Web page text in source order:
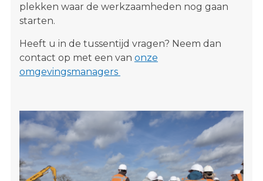
plekken waar de werkzaamheden nog gaan
starten.
Heeft u in de tussentijd vragen? Neem dan
contact op met een van onze
omgevingsmanagers